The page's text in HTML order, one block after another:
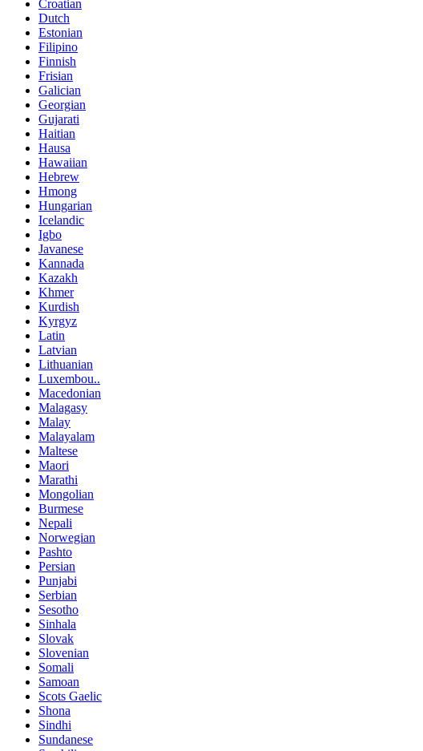
Croatian
Dutch
Estonian
Filipino
Finnish
Frisian
Galician
Georgian
Gujarati
Haitian
Hausa
Hawaiian
Hebrew
Hmong
Hungarian
Icelandic
Igbo
Javanese
Kannada
Kazakh
Khmer
Kurdish
Kyrgyz
Latin
Latvian
Lithuanian
Luxembou..
Macedonian
Malagasy
Malay
Malayalam
Maltese
Maori
Marathi
Mongolian
Burmese
Nepali
Norwegian
Pashto
Persian
Punjabi
Serbian
Sesotho
Sinhala
Slovak
Slovenian
Somali
Samoan
Scots Gaelic
Shona
Sindhi
Sundanese